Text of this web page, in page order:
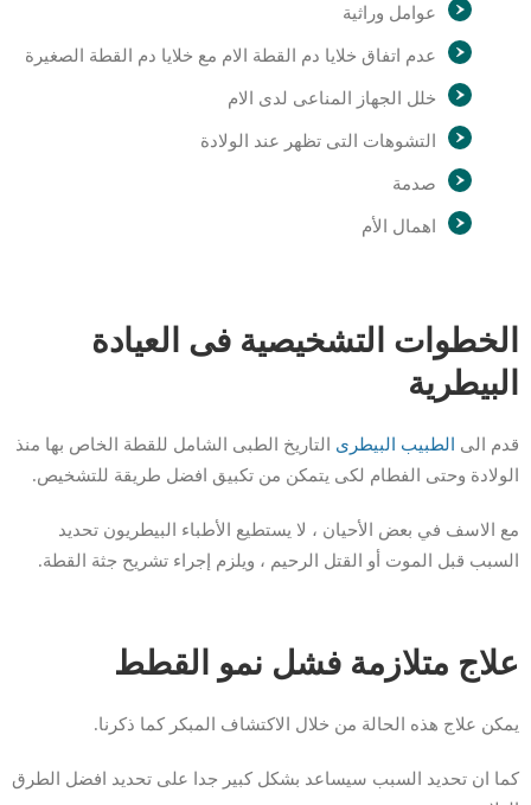
عوامل وراثية
عدم اتفاق خلايا دم القطة الام مع خلايا دم القطة الصغيرة
خلل الجهاز المناعى لدى الام
التشوهات التى تظهر عند الولادة
صدمة
اهمال الأم
الخطوات التشخيصية فى العيادة
البيطرية
قدم الى الطبيب البيطرى التاريخ الطبى الشامل للقطة الخاص بها منذ
الولادة وحتى الفطام لكى يتمكن من تكبيق افضل طريقة للتشخيص.
مع الاسف في بعض الأحيان ، لا يستطيع الأطباء البيطريون تحديد
السبب قبل الموت أو القتل الرحيم ، ويلزم إجراء تشريح جثة القطة.
علاج متلازمة فشل نمو القطط
يمكن علاج هذه الحالة من خلال الاكتشاف المبكر كما ذكرنا.
كما ان تحديد السبب سيساعد بشكل كبير جدا على تحديد افضل الطرق